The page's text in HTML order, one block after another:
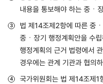
내용을 통보해야 하는 중ㆍ
법 제14조제2항에 따른 중
중ㆍ장기 행정계획안을 수
행정계획의 근거 법령에서
경우에는 관계 기관과 협의
국가위원회는 법 제14조제